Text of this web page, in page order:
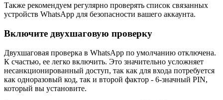
Также рекомендуем регулярно проверять список связанных
устройств WhatsApp для безопасности вашего аккаунта.
Включите двухшаговую проверку
Двухшаговая проверка в WhatsApp по умолчанию отключена.
К счастью, ее легко включить. Это значительно усложняет
несанкционированный доступ, так как для входа потребуется
как одноразовый код, так и второй фактор - 6-значный PIN,
который вы установите.